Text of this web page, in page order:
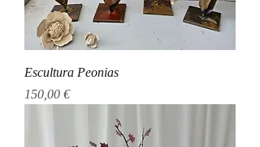
Escultura Peonias
Precio
150,00 €